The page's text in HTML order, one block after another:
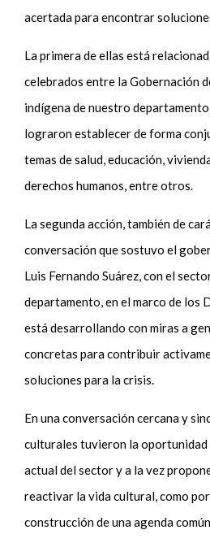
acertada para encontrar
La primera de ellas está
celebrados entre la Gobernación
indígena de nuestro
lograron establecer de forma
temas de salud, educación,
derechos humanos, entre otros.
La segunda acción, también de
conversación que sostuvo el
Luis Fernando Suárez, con el
departamento, en el marco de los
está desarrollando con miras a
concretas para contribuir
soluciones para la crisis.
En una conversación cercana y
culturales tuvieron la
actual del sector y a la vez
reactivar la vida cultural, como
construcción de una agenda